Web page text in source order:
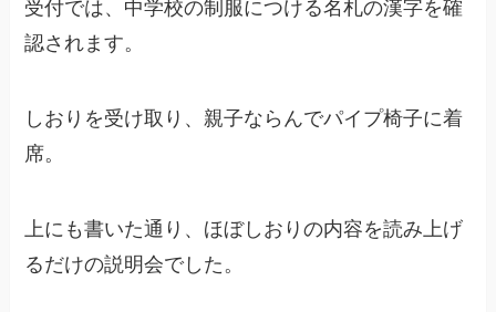
受付では、中学校の制服につける名札の漢字を確
認されます。
しおりを受け取り、親子ならんでパイプ椅子に着
席。
上にも書いた通り、ほぼしおりの内容を読み上げ
るだけの説明会でした。